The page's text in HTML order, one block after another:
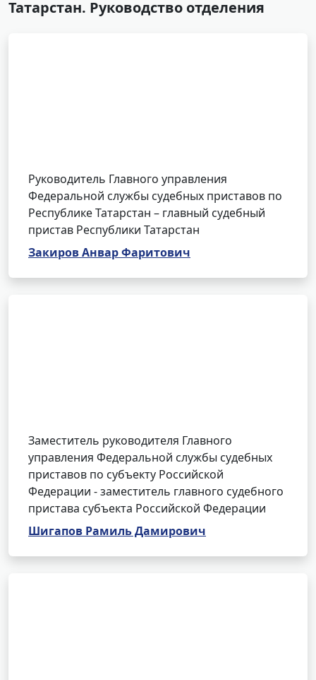
Татарстан. Руководство отделения
Руководитель Главного управления
Федеральной службы судебных приставов по
Республике Татарстан – главный судебный
пристав Республики Татарстан
Закиров Анвар Фаритович
Заместитель руководителя Главного
управления Федеральной службы судебных
приставов по субъекту Российской
Федерации - заместитель главного судебного
пристава субъекта Российской Федерации
Шигапов Рамиль Дамирович